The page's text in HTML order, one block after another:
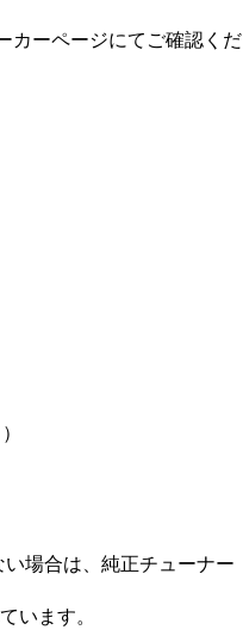
カーページにてご確認くだ
場合は、純正チューナー
います。